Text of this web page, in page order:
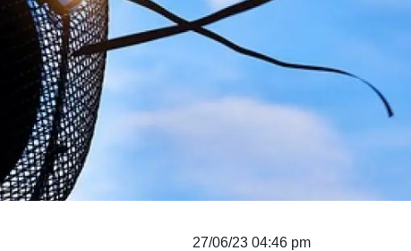
27/06/23 04:46 pm